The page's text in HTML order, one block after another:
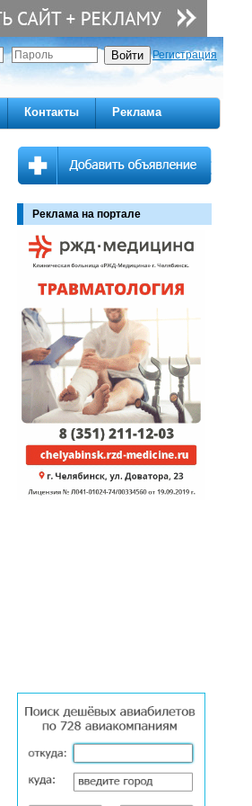
Регистрация
Контакты Реклама
Реклама на портале